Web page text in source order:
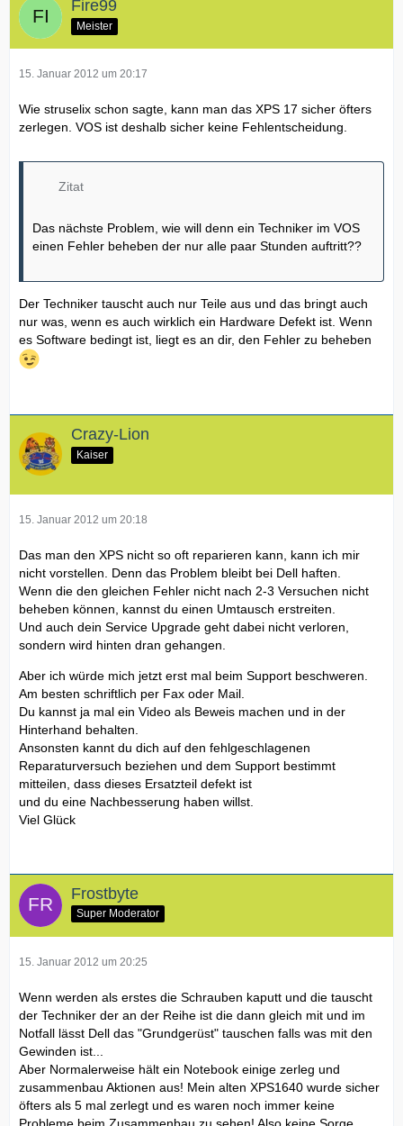
Fire99
Meister
15. Januar 2012 um 20:17
Wie struselix schon sagte, kann man das XPS 17 sicher öfters
zerlegen. VOS ist deshalb sicher keine Fehlentscheidung.
Zitat
Das nächste Problem, wie will denn ein Techniker im VOS
einen Fehler beheben der nur alle paar Stunden auftritt??
Der Techniker tauscht auch nur Teile aus und das bringt auch
nur was, wenn es auch wirklich ein Hardware Defekt ist. Wenn
es Software bedingt ist, liegt es an dir, den Fehler zu beheben
Crazy-Lion
Kaiser
15. Januar 2012 um 20:18
Das man den XPS nicht so oft reparieren kann, kann ich mir
nicht vorstellen. Denn das Problem bleibt bei Dell haften.
Wenn die den gleichen Fehler nicht nach 2-3 Versuchen nicht
beheben können, kannst du einen Umtausch erstreiten.
Und auch dein Service Upgrade geht dabei nicht verloren,
sondern wird hinten dran gehangen.
Aber ich würde mich jetzt erst mal beim Support beschweren.
Am besten schriftlich per Fax oder Mail.
Du kannst ja mal ein Video als Beweis machen und in der
Hinterhand behalten.
Ansonsten kannt du dich auf den fehlgeschlagenen
Reparaturversuch beziehen und dem Support bestimmt
mitteilen, dass dieses Ersatzteil defekt ist
und du eine Nachbesserung haben willst.
Viel Glück
Frostbyte
Super Moderator
15. Januar 2012 um 20:25
Wenn werden als erstes die Schrauben kaputt und die tauscht
der Techniker der an der Reihe ist die dann gleich mit und im
Notfall lässt Dell das "Grundgerüst" tauschen falls was mit den
Gewinden ist...
Aber Normalerweise hält ein Notebook einige zerleg und
zusammenbau Aktionen aus! Mein alten XPS1640 wurde sicher
öfters als 5 mal zerlegt und es waren noch immer keine
Probleme beim Zusammenbau zu sehen! Also keine Sorge,